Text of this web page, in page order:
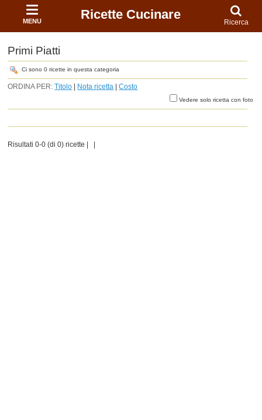
MENU Ricette Cucinare
Ricerca
Primi Piatti
Ci sono 0 ricette in questa categoria
ORDINA PER: Titolo | Nota ricetta |Costo
Vedere solo ricetta con foto
Risultati 0-0 (di 0) ricette | |